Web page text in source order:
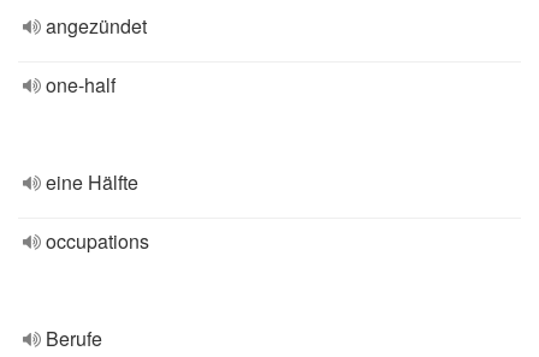
angezündet
one-half
eine Hälfte
occupations
Berufe